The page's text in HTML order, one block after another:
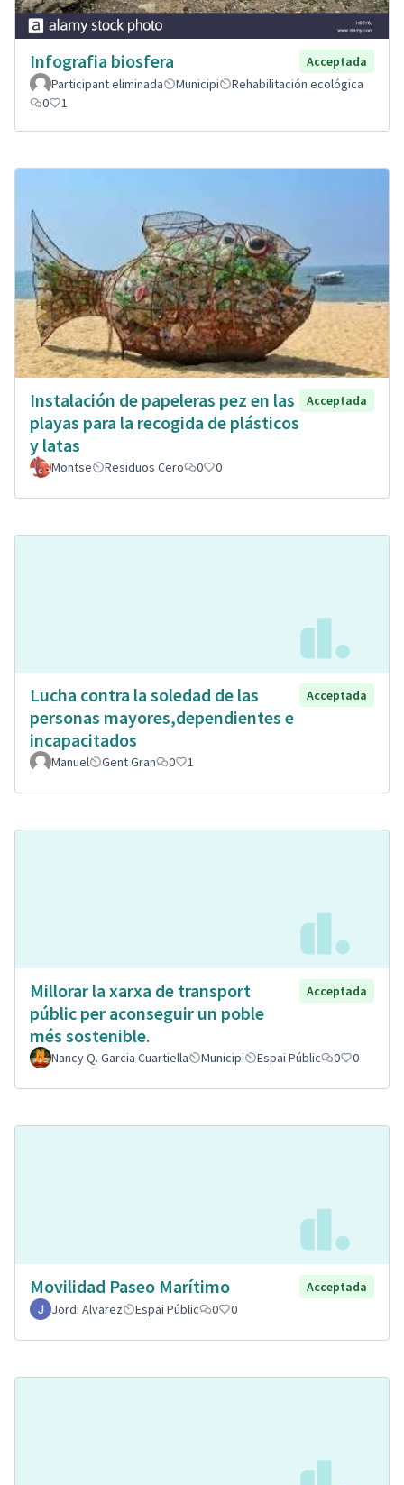
Infografia biosfera
Acceptada
Participant eliminada
Municipi
Rehabilitación ecológica
0
1
Instalación de papeleras pez en las
playas para la recogida de plásticos
y latas
Acceptada
Montse Residuos Cero 0 0
Lucha contra la soledad de las
personas mayores,dependientes e
incapacitados
Acceptada
Manuel Gent Gran 0 1
Millorar la xarxa de transport
públic per aconseguir un poble
més sostenible.
Acceptada
Nancy Q. Garcia Cuartiella Municipi Espai Públic 0 0
Movilidad Paseo Marítimo
Acceptada
Jordi Alvarez
Espai Públic 0 0